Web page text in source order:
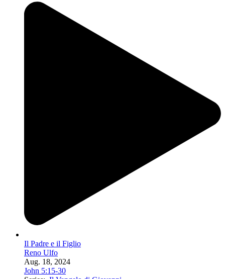
Il Padre e il Figlio
Reno Ulfo
Aug. 18, 2024
John 5:15-30